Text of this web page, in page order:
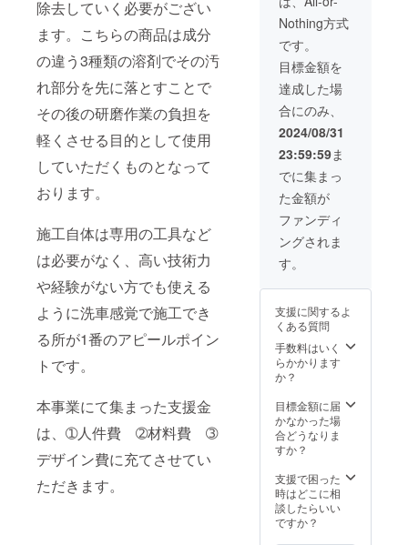
除去していく必要がござい
ます。こちらの商品は成分
の違う3種類の溶剤でその汚
れ部分を先に落とすことで
その後の研磨作業の負担を
軽くさせる目的として使用
していただくものとなって
おります。
施工自体は専用の工具など
は必要がなく、高い技術力
や経験がない方でも使える
ように洗車感覚で施工でき
る所が1番のアピールポイン
トです。
本事業にて集まった支援金
は、➀人件費 ➁材料費 ➂
デザイン費に充てさせてい
ただきます。
Nothing方式
です。
目標金額を
達成した場
合にのみ、
2024/08/31
23:59:59ま
でに集まっ
た金額が
ファンディ
ングされま
す。
支援に関するよ
くある質問
手数料はいく
らかかります
か？
目標金額に届
かなかった場
合どうなりま
すか？
支援で困った
時はどこに相
談したらいい
ですか？